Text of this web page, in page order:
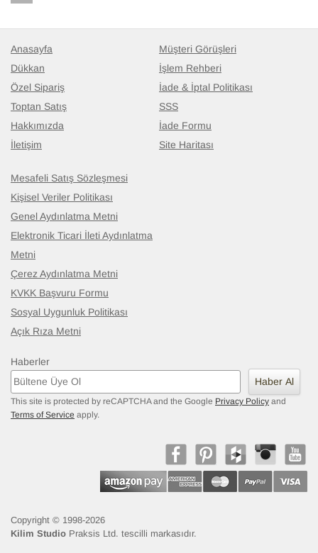
Anasayfa
Dükkan
Özel Sipariş
Toptan Satış
Hakkımızda
İletişim
Müşteri Görüşleri
İşlem Rehberi
İade & İptal Politikası
SSS
İade Formu
Site Haritası
Mesafeli Satış Sözleşmesi
Kişisel Veriler Politikası
Genel Aydınlatma Metni
Elektronik Ticari İleti Aydınlatma
Metni
Çerez Aydınlatma Metni
KVKK Başvuru Formu
Sosyal Uygunluk Politikası
Açık Rıza Metni
Haberler
Haber Al
This site is protected by reCAPTCHA and the Google Privacy Policy and
Terms of Service apply.
Copyright © 1998-2026
Kilim Studio Praksis Ltd. tescilli markasıdır.